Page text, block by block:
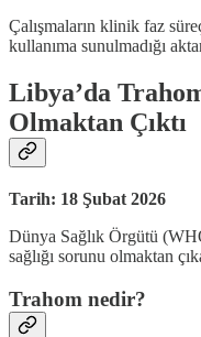
Çalışmaların klinik faz
kullanıma sunulmadığı
Libya’da
Olmaktan Çıktı
Tarih: 18 Şubat 2026
Dünya Sağlık Örgütü
sağlığı sorunu olmaktan
Trahom nedir?